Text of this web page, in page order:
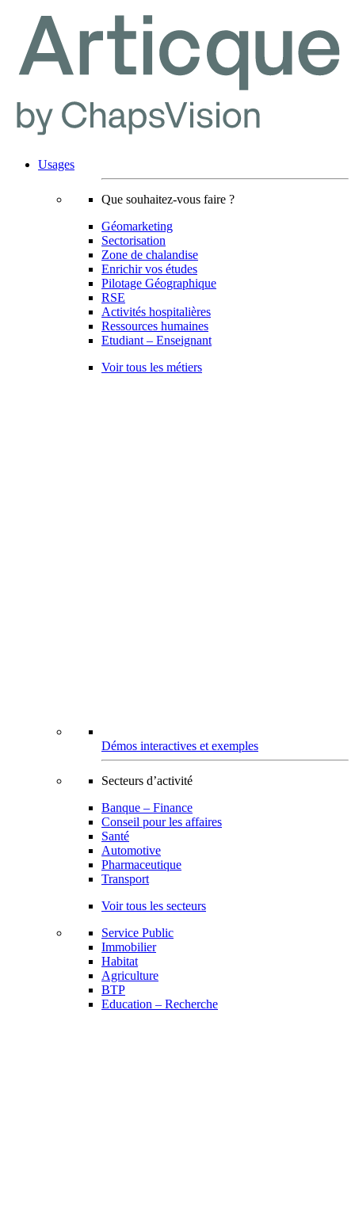
Usages
Que souhaitez-vous faire ?
Géomarketing
Sectorisation
Zone de chalandise
Enrichir vos études
Pilotage Géographique
RSE
Activités hospitalières
Ressources humaines
Etudiant – Enseignant
Voir tous les métiers
Démos interactives et exemples
Secteurs d’activité
Banque – Finance
Conseil pour les affaires
Santé
Automotive
Pharmaceutique
Transport
Voir tous les secteurs
Service Public
Immobilier
Habitat
Agriculture
BTP
Education – Recherche